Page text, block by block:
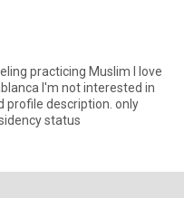
practicing Muslim I love
I'm not interested in
profile description. only
status